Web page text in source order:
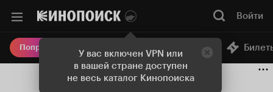
У вас включен VPN или
в вашей стране доступен
не весь каталог Кинопоиска
Войти
Попробовать Плюс Онлайн-кинотеатр